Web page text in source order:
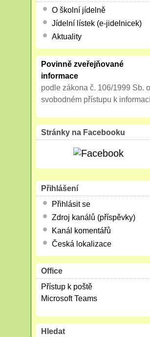
O školní jídelně
Jídelní lístek (e-jidelnicek)
Aktuality
Povinně zveřejňované
informace
podle zákona č. 106/1999 Sb. o
svobodném přístupu k
Stránky na Facebooku
Přihlášení
Přihlásit se
Zdroj kanálů (příspěvky)
Kanál komentářů
Česká lokalizace
Office
Přístup k poště
Microsoft Teams
Hledat